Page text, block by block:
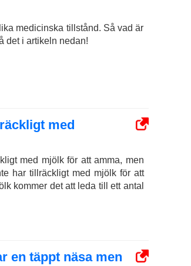
medicinska tillstånd. Så vad är
det i artikeln nedan!
med
med mjölk för att amma, men
har tillräckligt med mjölk för att
kommer det att leda till ett antal
en täppt näsa men